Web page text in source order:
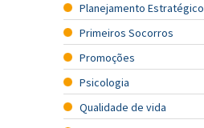
Planejamento Estratégico
Primeiros Socorros
Promoções
Psicologia
Qualidade de vida